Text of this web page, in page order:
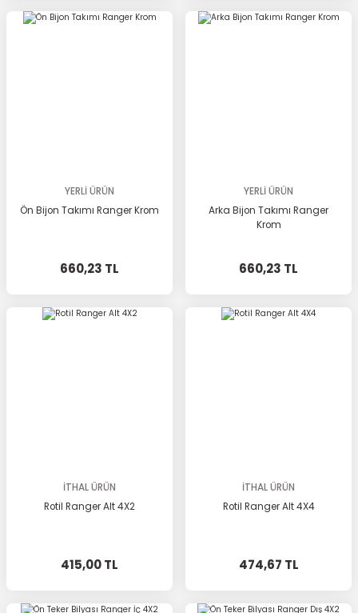
YERLİ ÜRÜN
Ön Bijon Takımı Ranger Krom
660,23 TL
YERLİ ÜRÜN
Arka Bijon Takımı Ranger
Krom
660,23 TL
İTHAL ÜRÜN
Rotil Ranger Alt 4X2
415,00 TL
İTHAL ÜRÜN
Rotil Ranger Alt 4X4
474,67 TL